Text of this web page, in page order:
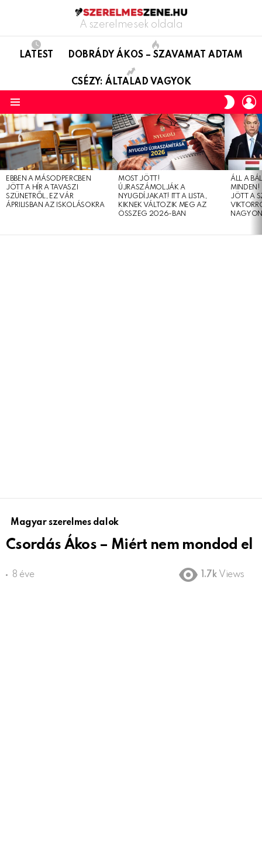
A szerelmesek oldala
LATEST DOBRÁDY ÁKOS – SZAVAMAT ADTAM
CSÉZY: ÁLTALAD VAGYOK
SKIN
LATEST
STORIES
EBBEN A MÁSODPERCBEN
JÖTT A HÍR A TAVASZI
SZÜNETRŐL, EZ VÁR
ÁPRILISBAN AZ ISKOLÁSOKRA
MOST JÖTT!
ÚJRASZÁMOLJÁK A
NYUGDÍJAKAT! ITT A LISTA,
KIKNEK VÁLTOZIK MEG AZ
ÖSSZEG 2026-BAN
ÁLL A
MINDEN!
JÖTT A
Magyar szerelmes dalok
Csordás Ákos – Miért nem mondod el
8 éve 1.7k Views